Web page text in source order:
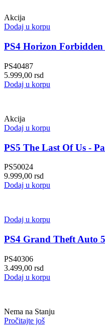
Akcija
Dodaj u korpu
PS4 Horizon Forbidden
PS40487
5.999,00 rsd
Dodaj u korpu
Akcija
Dodaj u korpu
PS5 The Last Of Us -
PS50024
9.999,00 rsd
Dodaj u korpu
Dodaj u korpu
PS4 Grand Theft Auto
PS40306
3.499,00 rsd
Dodaj u korpu
Nema na Stanju
Pročitajte još